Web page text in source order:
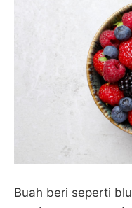
Buah beri seperti